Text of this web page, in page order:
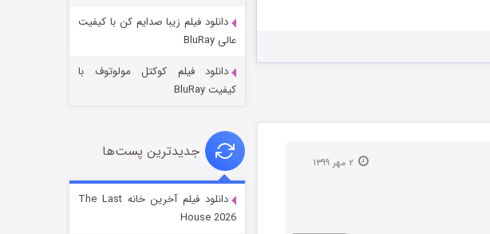
خاندان اژدها فصل ۳
دانلود فیلم زیبا صدایم کن با کیفیت
عالی BluRay
دانلود فیلم کوکتل مولوتوف با
کیفیت BluRay
جدیدترین پست‌ها
دانلود فیلم آخرین خانه The Last
House 2026